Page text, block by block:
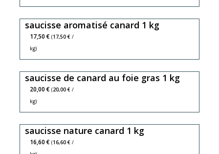
saucisse aromatisé canard 1 kg
17,50 € (17,50 € /
kg)
saucisse de canard au foie gras 1 kg
20,00 € (20,00 € /
kg)
saucisse nature canard 1 kg
16,60 € (16,60 € /